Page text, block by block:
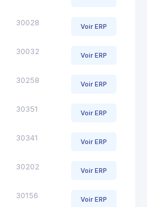
30028 Voir ERP
30032 Voir ERP
30258 Voir ERP
30351 Voir ERP
30341 Voir ERP
30202 Voir ERP
30156 Voir ERP